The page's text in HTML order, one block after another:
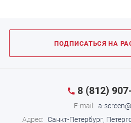
ПОДПИСАТЬСЯ НА
8 (812)
E-mail: a-
Адрес:
Санкт-Петербург,